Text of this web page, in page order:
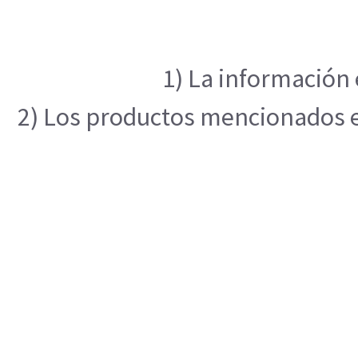
1) La
2) Los productos